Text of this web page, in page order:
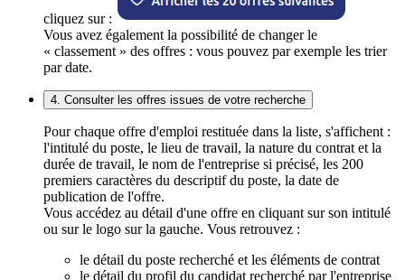
cliquez sur :
Vous avez également la possibilité de changer le
« classement » des offres : vous pouvez par exemple les trier
par date.
4. Consulter les offres issues de votre recherche
Pour chaque offre d'emploi restituée dans la liste, s'affichent :
l'intitulé du poste, le lieu de travail, la nature du contrat et la
durée de travail, le nom de l'entreprise si précisé, les 200
premiers caractères du descriptif du poste, la date de
publication de l'offre.
Vous accédez au détail d'une offre en cliquant sur son intitulé
ou sur le logo sur la gauche. Vous retrouvez :
le détail du poste recherché et les éléments de contrat
le détail du profil du candidat recherché par l'entreprise